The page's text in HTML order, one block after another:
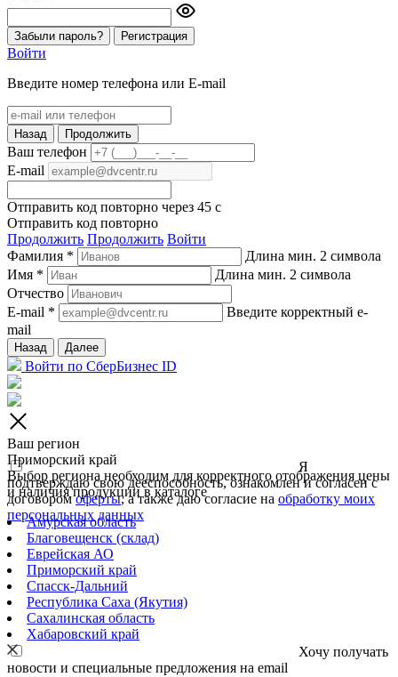
Забыли пароль? Регистрация
Войти
Введите номер телефона или E-mail
Назад Продолжить
Ваш телефон
E-mail
Отправить код повторно через 45 c
Отправить код повторно
Продолжить Продолжить Войти
Фамилия *
Длина мин. 2 символа
Имя *
Длина мин. 2 символа
Отчество
E-mail *
Введите корректный e-
mail
Я
подтверждаю свою дееспособность, ознакомлен и согласен с
договоромоферты, а также даю согласие на обработку моих
персональных данных
Хочу получать
новости и специальные предложения на email
Назад Далее
Войти по СберБизнес ID
Ваш регион
Приморский край
Выбор региона необходим для корректного отображения цены
и наличия продукции в каталоге
Амурская область
Благовещенск (склад)
Еврейская АО
Приморский край
Спасск-Дальний
Республика Саха (Якутия)
Сахалинская область
Хабаровский край